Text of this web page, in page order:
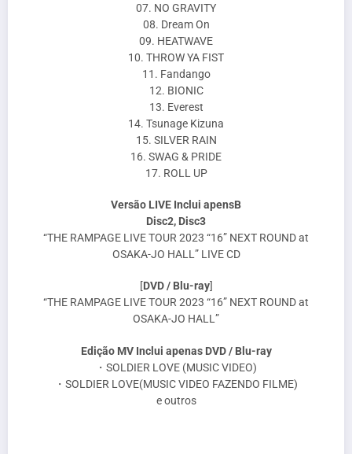
07. NO GRAVITY
08. Dream On
09. HEATWAVE
10. THROW YA FIST
11. Fandango
12. BIONIC
13. Everest
14. Tsunage Kizuna
15. SILVER RAIN
16. SWAG & PRIDE
17. ROLL UP
Versão LIVE Inclui apensB
Disc2, Disc3
“THE RAMPAGE LIVE TOUR 2023 “16” NEXT ROUND at
OSAKA-JO HALL” LIVE CD
[DVD / Blu-ray]
“THE RAMPAGE LIVE TOUR 2023 “16” NEXT ROUND at
OSAKA-JO HALL”
Edição MV Inclui apenas DVD / Blu-ray
・SOLDIER LOVE (MUSIC VIDEO)
・SOLDIER LOVE(MUSIC VIDEO FAZENDO FILME)
e outros